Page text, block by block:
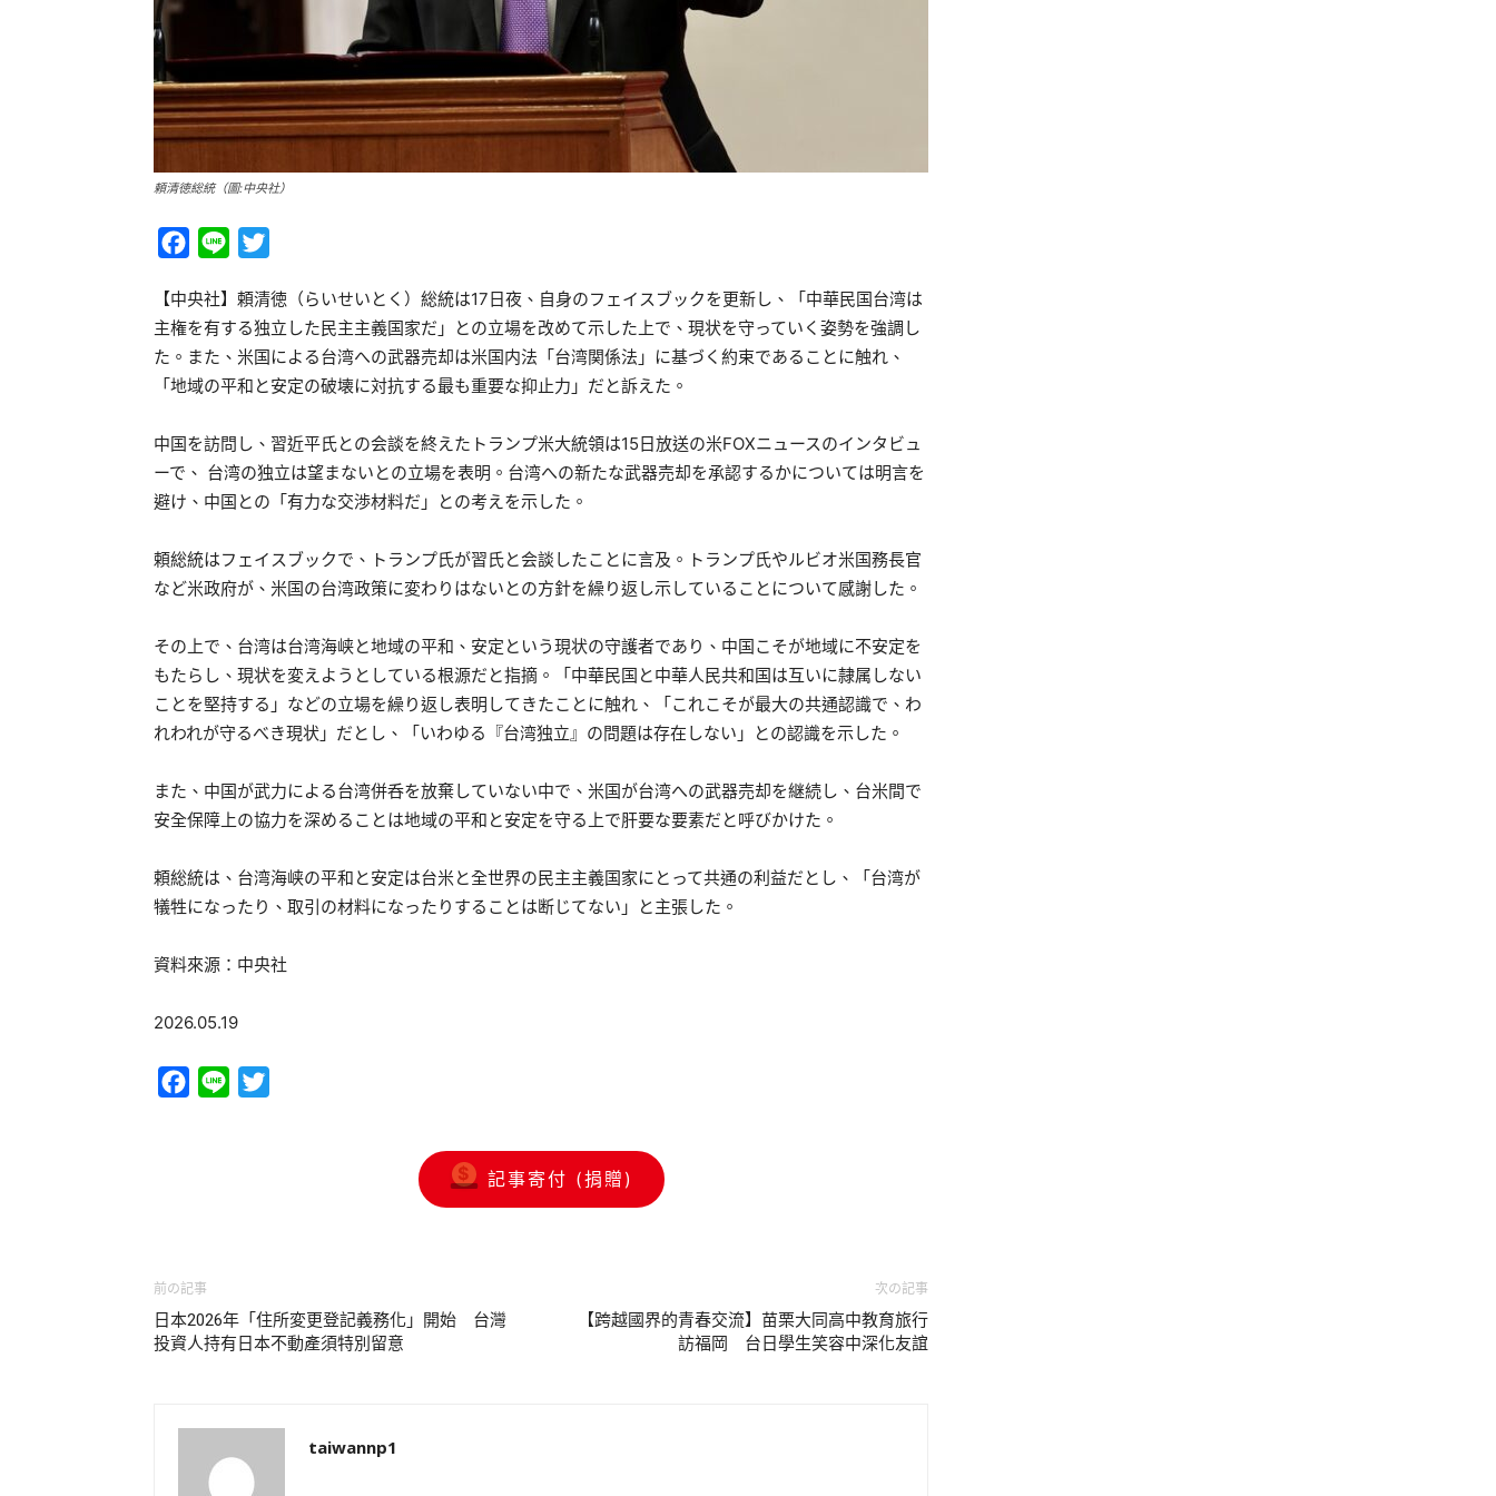
頼清徳総統（圖:中央社）
Facebook
Line
【中央社】頼清徳（らいせいとく）総統は17日夜、自身のフェイスブックを更新し、「中華民国台湾は
主権を有する独立した民主主義国家だ」との立場を改めて示した上で、現状を守っていく姿勢を強調し
た。また、米国による台湾への武器売却は米国内法「台湾関係法」に基づく約束であることに触れ、
「地域の平和と安定の破壊に対抗する最も重要な抑止力」だと訴えた。
中国を訪問し、習近平氏との会談を終えたトランプ米大統領は15日放送の米FOXニュースのインタビュ
ーで、 台湾の独立は望まないとの立場を表明。台湾への新たな武器売却を承認するかについては明言を
避け、中国との「有力な交渉材料だ」との考えを示した。
頼総統はフェイスブックで、トランプ氏が習氏と会談したことに言及。トランプ氏やルビオ米国務長官
など米政府が、米国の台湾政策に変わりはないとの方針を繰り返し示していることについて感謝した。
その上で、台湾は台湾海峡と地域の平和、安定という現状の守護者であり、中国こそが地域に不安定を
もたらし、現状を変えようとしている根源だと指摘。「中華民国と中華人民共和国は互いに隷属しない
ことを堅持する」などの立場を繰り返し表明してきたことに触れ、「これこそが最大の共通認識で、わ
れわれが守るべき現状」だとし、「いわゆる『台湾独立』の問題は存在しない」との認識を示した。
また、中国が武力による台湾併呑を放棄していない中で、米国が台湾への武器売却を継続し、台米間で
安全保障上の協力を深めることは地域の平和と安定を守る上で肝要な要素だと呼びかけた。
頼総統は、台湾海峡の平和と安定は台米と全世界の民主主義国家にとって共通の利益だとし、「台湾が
犠牲になったり、取引の材料になったりすることは断じてない」と主張した。
資料來源：中央社
2026.05.19
Facebook
Line
記事寄付 (捐贈)
前の記事
日本2026年「住所変更登記義務化」開始 台灣
投資人持有日本不動產須特別留意
次の記事
【跨越國界的青春交流】苗栗大同高中教育旅行
訪福岡 台日學生笑容中深化友誼
taiwannp1